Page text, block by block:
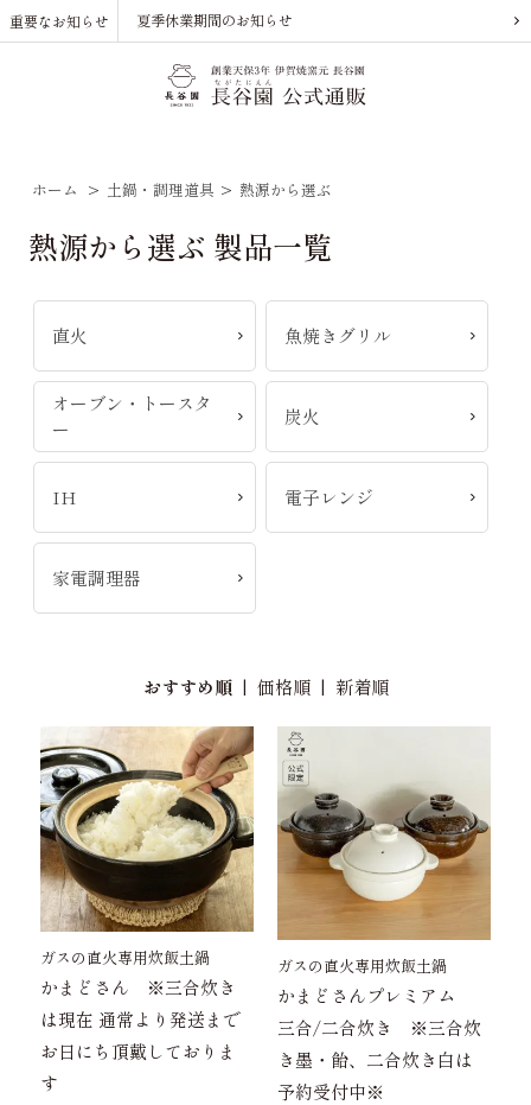
重要なお知らせ 夏季休業期間のお知らせ
ホーム > 土鍋・調理道具 > 熱源から選ぶ
熱源から選ぶ 製品一覧
直火 魚焼きグリル
オーブン・トースタ
ー
炭火
IH 電子レンジ
家電調理器
おすすめ順| 価格順| 新着順
ガスの直火専用炊飯土鍋
かまどさん ※三合炊き
は現在 通常より発送まで
お日にち頂戴しておりま
す
ガスの直火専用炊飯土鍋
かまどさんプレミアム
三合/二合炊き ※三合炊
き墨・飴、二合炊き白は
予約受付中※